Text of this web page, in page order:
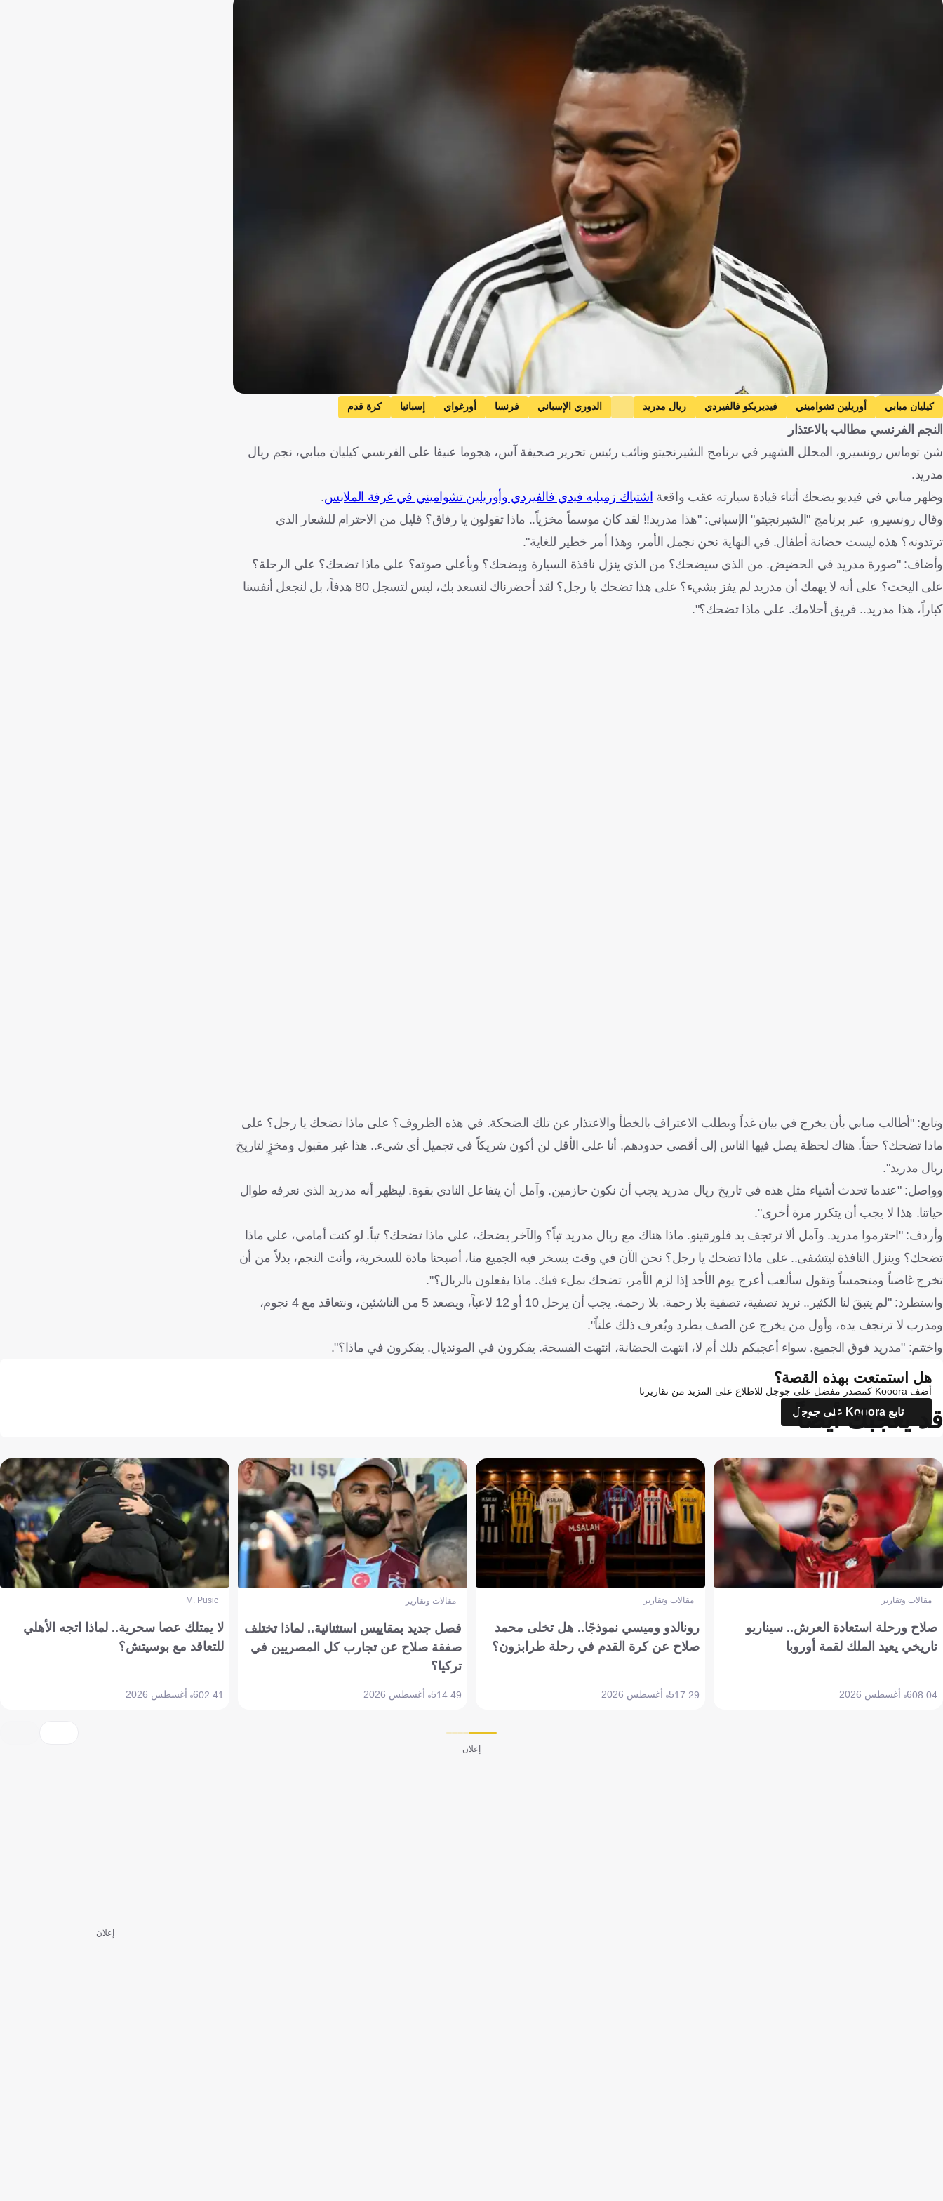
Getty Images
كيليان مبابي أوريلين تشواميني فيديريكو فالفيردي ريال مدريد الدوري الإسباني فرنسا أورغواي إسبانيا كرة قدم
النجم الفرنسي مطالب بالاعتذار
شن توماس رونسيرو، المحلل الشهير في برنامج الشيرنجيتو ونائب رئيس تحرير صحيفة آس، هجوما عنيفا على الفرنسي كيليان مبابي، نجم ريال
مدريد.
وظهر مبابي في فيديو يضحك أثناء قيادة سيارته عقب واقعة اشتباك زميليه فيدي فالفيردي وأوريلين تشواميني في غرفة الملابس.
وقال رونسيرو، عبر برنامج "الشيرنجيتو" الإسباني: "هذا مدريد!! لقد كان موسماً مخزياً.. ماذا تقولون يا رفاق؟ قليل من الاحترام للشعار الذي
ترتدونه؟ هذه ليست حضانة أطفال. في النهاية نحن نجمل الأمر، وهذا أمر خطير للغاية".
وأضاف: "صورة مدريد في الحضيض. من الذي سيضحك؟ من الذي ينزل نافذة السيارة ويضحك؟ وبأعلى صوته؟ على ماذا تضحك؟ على الرحلة؟
على اليخت؟ على أنه لا يهمك أن مدريد لم يفز بشيء؟ على هذا تضحك يا رجل؟ لقد أحضرناك لنسعد بك، ليس لتسجل 80 هدفاً، بل لنجعل أنفسنا
كباراً، هذا مدريد.. فريق أحلامك. على ماذا تضحك؟".
وتابع: "أطالب مبابي بأن يخرج في بيان غداً ويطلب الاعتراف بالخطأ والاعتذار عن تلك الضحكة. في هذه الظروف؟ على ماذا تضحك يا رجل؟ على
ماذا تضحك؟ حقاً. هناك لحظة يصل فيها الناس إلى أقصى حدودهم. أنا على الأقل لن أكون شريكاً في تجميل أي شيء.. هذا غير مقبول ومخزٍ لتاريخ
ريال مدريد".
وواصل: "عندما تحدث أشياء مثل هذه في تاريخ ريال مدريد يجب أن نكون حازمين. وآمل أن يتفاعل النادي بقوة. ليظهر أنه مدريد الذي نعرفه طوال
حياتنا. هذا لا يجب أن يتكرر مرة أخرى".
وأردف: "احترموا مدريد. وآمل ألا ترتجف يد فلورنتينو. ماذا هناك مع ريال مدريد تباً؟ والآخر يضحك، على ماذا تضحك؟ تباً. لو كنت أمامي، على ماذا
تضحك؟ وينزل النافذة ليتشفى.. على ماذا تضحك يا رجل؟ نحن الآن في وقت يسخر فيه الجميع منا، أصبحنا مادة للسخرية، وأنت النجم، بدلاً من أن
تخرج غاضباً ومتحمساً وتقول سألعب أعرج يوم الأحد إذا لزم الأمر، تضحك بملء فيك. ماذا يفعلون بالريال؟".
واستطرد: "لم يتبقَ لنا الكثير.. نريد تصفية، تصفية بلا رحمة. بلا رحمة. يجب أن يرحل 10 أو 12 لاعباً، ويصعد 5 من الناشئين، ونتعاقد مع 4 نجوم،
ومدرب لا ترتجف يده، وأول من يخرج عن الصف يطرد ويُعرف ذلك علناً".
واختتم: "مدريد فوق الجميع. سواء أعجبكم ذلك أم لا، انتهت الحضانة، انتهت الفسحة. يفكرون في المونديال. يفكرون في ماذا؟".
هل استمتعت بهذه القصة؟
أضف Kooora كمصدر مفضل على جوجل للاطلاع على المزيد من تقاريرنا
تابع Kooora على جوجل
قد يعجبك أيضاً
مقالات وتقارير
صلاح ورحلة استعادة العرش.. سيناريو
تاريخي يعيد الملك لقمة أوروبا
08:046 أغسطس 2026
مقالات وتقارير
رونالدو وميسي نموذجًا.. هل تخلى محمد
صلاح عن كرة القدم في رحلة طرابزون؟
17:295 أغسطس 2026
مقالات وتقارير
فصل جديد بمقاييس استثنائية.. لماذا تختلف
صفقة صلاح عن تجارب كل المصريين في
تركيا؟
14:495 أغسطس 2026
M. Pusic
لا يمتلك عصا سحرية.. لماذا اتجه الأهلي
للتعاقد مع بوسيتش؟
02:416 أغسطس 2026
إعلان
إعلان